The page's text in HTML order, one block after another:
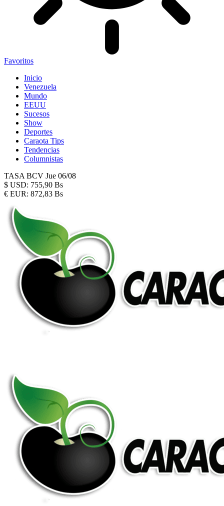
Favoritos
Inicio
Venezuela
Mundo
EEUU
Sucesos
Show
Deportes
Caraota Tips
Tendencias
Columnistas
TASA BCV Jue 06/08
$ USD: 755,90 Bs
€ EUR: 872,83 Bs